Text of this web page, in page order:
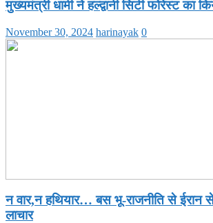
मुख्यमंत्री धामी ने हल्द्वानी सिटी फोरेस्ट का
November 30, 2024 harinayak 0
न वार,न हथियार… बस भू-राजनीति से ईरान
लाचार